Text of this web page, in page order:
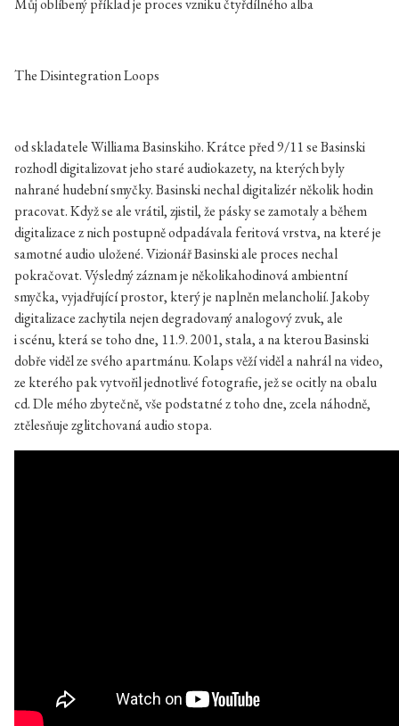
Můj oblíbený příklad je proces vzniku čtyřdílného alba
The Disintegration Loops
od skladatele Williama Basinskiho. Krátce před 9/11 se Basinski
rozhodl digitalizovat jeho staré audiokazety, na kterých byly
nahrané hudební smyčky. Basinski nechal digitalizér několik hodin
pracovat. Když se ale vrátil, zjistil, že pásky se zamotaly a během
digitalizace z nich postupně odpadávala feritová vrstva, na které je
samotné audio uložené. Vizionář Basinski ale proces nechal
pokračovat. Výsledný záznam je několikahodinová ambientní
smyčka, vyjadřující prostor, který je naplněn melancholií. Jakoby
digitalizace zachytila nejen degradovaný analogový zvuk, ale
i scénu, která se toho dne, 11.9. 2001, stala, a na kterou Basinski
dobře viděl ze svého apartmánu. Kolaps věží viděl a nahrál na video,
ze kterého pak vytvořil jednotlivé fotografie, jež se ocitly na obalu
cd. Dle mého zbytečně, vše podstatné z toho dne, zcela náhodně,
ztělesňuje zglitchovaná audio stopa.